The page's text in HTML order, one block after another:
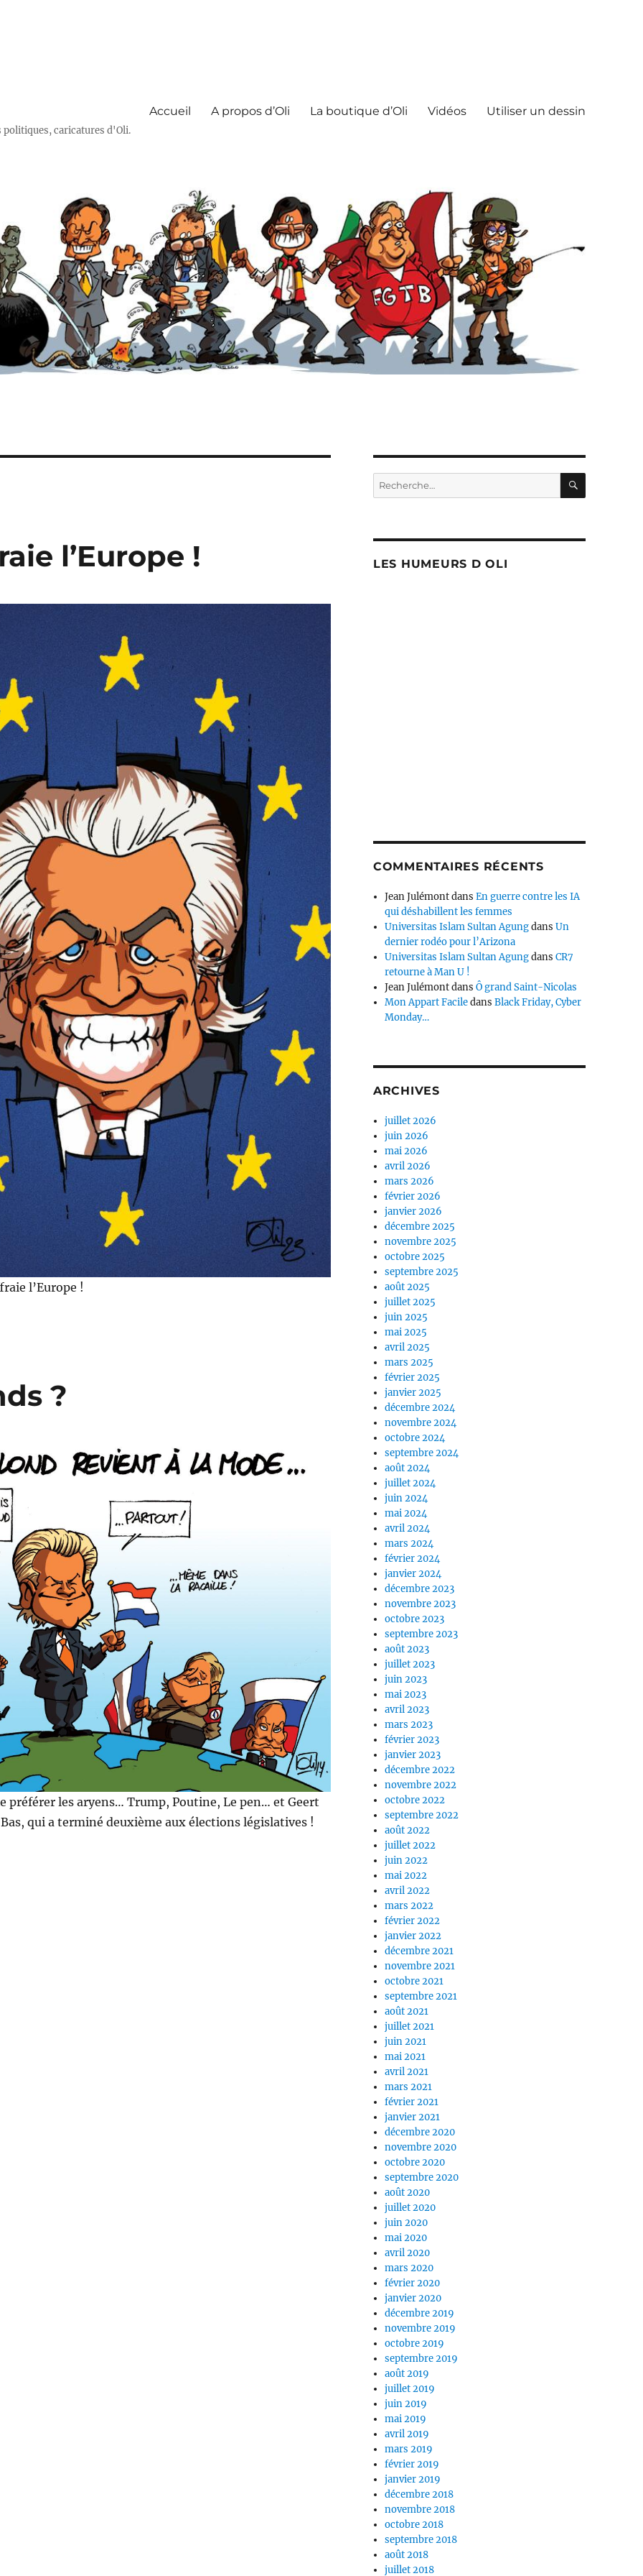
caricatures d'Oli.
Accueil A propos d’Oli La boutique d’Oli Vidéos Utiliser un dessin
l’Europe !
l’Europe !
?
préférer les aryens… Trump, Poutine, Le pen… et Geert
qui a terminé deuxième aux élections législatives !
Recherche
pour :
LES HUMEURS D OLI
COMMENTAIRES RÉCENTS
Jean JulémontdansEn guerre contre les IA
qui déshabillent les femmes
Universitas Islam Sultan AgungdansUn
dernier rodéo pour l’Arizona
Universitas Islam Sultan AgungdansCR7
retourne à Man U !
Jean JulémontdansÔ grand Saint-Nicolas
Mon Appart FaciledansBlack Friday, Cyber
Monday…
ARCHIVES
juillet 2026
juin 2026
mai 2026
avril 2026
mars 2026
février 2026
janvier 2026
décembre 2025
novembre 2025
octobre 2025
septembre 2025
août 2025
juillet 2025
juin 2025
mai 2025
avril 2025
mars 2025
février 2025
janvier 2025
décembre 2024
novembre 2024
octobre 2024
septembre 2024
août 2024
juillet 2024
juin 2024
mai 2024
avril 2024
mars 2024
février 2024
janvier 2024
décembre 2023
novembre 2023
octobre 2023
septembre 2023
août 2023
juillet 2023
juin 2023
mai 2023
avril 2023
mars 2023
février 2023
janvier 2023
décembre 2022
novembre 2022
octobre 2022
septembre 2022
août 2022
juillet 2022
juin 2022
mai 2022
avril 2022
mars 2022
février 2022
janvier 2022
décembre 2021
novembre 2021
octobre 2021
septembre 2021
août 2021
juillet 2021
juin 2021
mai 2021
avril 2021
mars 2021
février 2021
janvier 2021
décembre 2020
novembre 2020
octobre 2020
septembre 2020
août 2020
juillet 2020
juin 2020
mai 2020
avril 2020
mars 2020
février 2020
janvier 2020
décembre 2019
novembre 2019
octobre 2019
septembre 2019
août 2019
juillet 2019
juin 2019
mai 2019
avril 2019
mars 2019
février 2019
janvier 2019
décembre 2018
novembre 2018
octobre 2018
septembre 2018
août 2018
juillet 2018